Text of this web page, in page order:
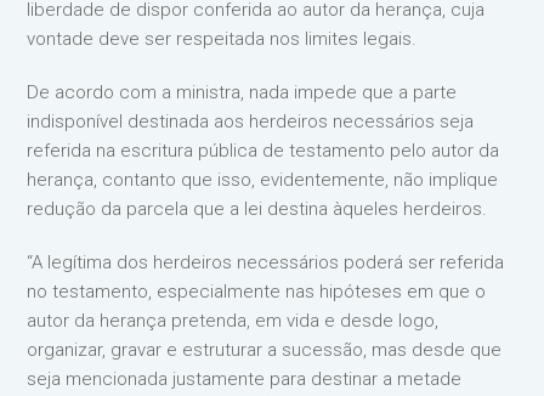
liberdade de dispor conferida ao autor da herança, cuja
vontade deve ser respeitada nos limites legais.
De acordo com a ministra, nada impede que a parte
indisponível destinada aos herdeiros necessários seja
referida na escritura pública de testamento pelo autor da
herança, contanto que isso, evidentemente, não implique
redução da parcela que a lei destina àqueles herdeiros.
“A legítima dos herdeiros necessários poderá ser referida
no testamento, especialmente nas hipóteses em que o
autor da herança pretenda, em vida e desde logo,
organizar, gravar e estruturar a sucessão, mas desde que
seja mencionada justamente para destinar a metade